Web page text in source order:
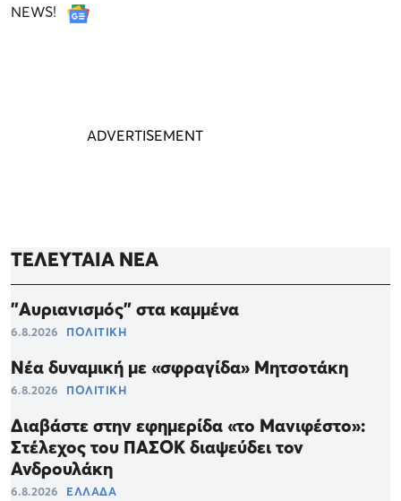
NEWS!
ΤΕΛΕΥΤΑΙΑ ΝΕΑ
"Αυριανισμός" στα καμμένα
6.8.2026 ΠΟΛΙΤΙΚΗ
Νέα δυναμική με «σφραγίδα» Μητσοτάκη
6.8.2026 ΠΟΛΙΤΙΚΗ
Διαβάστε στην εφημερίδα «το Μανιφέστο»:
Στέλεχος του ΠΑΣΟΚ διαψεύδει τον
Ανδρουλάκη
6.8.2026 ΕΛΛΑΔΑ